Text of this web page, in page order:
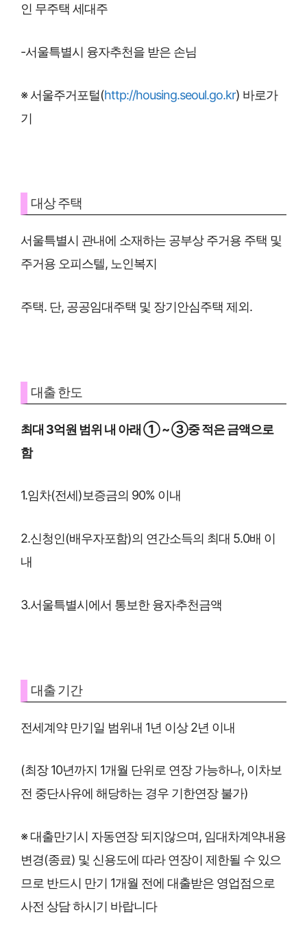
인 무주택 세대주
-서울특별시 융자추천을 받은 손님
※ 서울주거포털(http://housing.seoul.go.kr) 바로가
기
대상 주택
서울특별시 관내에 소재하는 공부상 주거용 주택 및
주거용 오피스텔, 노인복지
주택. 단, 공공임대주택 및 장기안심주택 제외.
대출 한도
최대 3억원 범위 내 아래 ① ~ ③중 적은 금액으로
함
1.임차(전세)보증금의 90% 이내
2.신청인(배우자포함)의 연간소득의 최대 5.0배 이
내
3.서울특별시에서 통보한 융자추천금액
대출 기간
전세계약 만기일 범위내 1년 이상 2년 이내
(최장 10년까지 1개월 단위로 연장 가능하나, 이차보
전 중단사유에 해당하는 경우 기한연장 불가)
※ 대출만기시 자동연장 되지않으며, 임대차계약내용
변경(종료) 및 신용도에 따라 연장이 제한될 수 있으
므로 반드시 만기 1개월 전에 대출받은 영업점으로
사전 상담 하시기 바랍니다